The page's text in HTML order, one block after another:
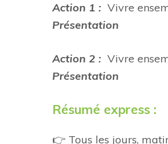
Action 1 : Vivre
Présentation
Action 2 : Vivre
Présentation
Résumé express :
👉 Tous les jours,